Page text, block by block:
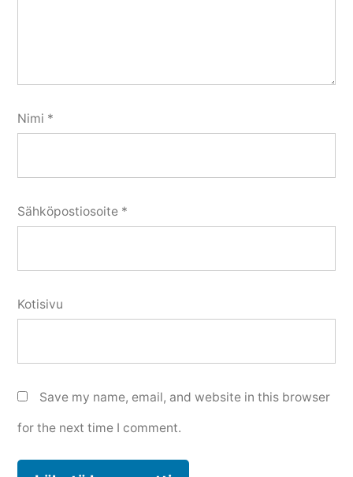
Nimi *
Sähköpostiosoite *
Kotisivu
Save my name, email, and website in this browser
for the next time I comment.